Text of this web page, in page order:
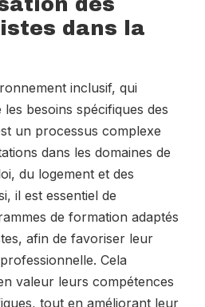
dans la
inclusif, qui
besoins spécifiques des
un processus complexe
dans les domaines de
du logement et des
il est essentiel de
de formation adaptés
afin de favoriser leur
Cela
valeur leurs compétences
tout en améliorant leur